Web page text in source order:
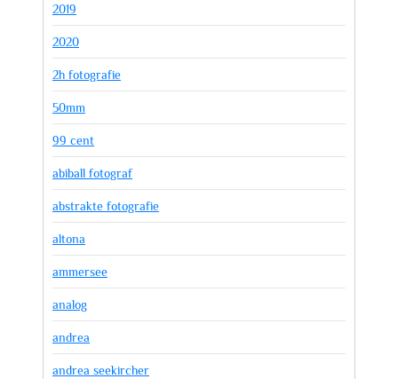
2019
2020
2h fotografie
50mm
99 cent
abiball fotograf
abstrakte fotografie
altona
ammersee
analog
andrea
andrea seekircher